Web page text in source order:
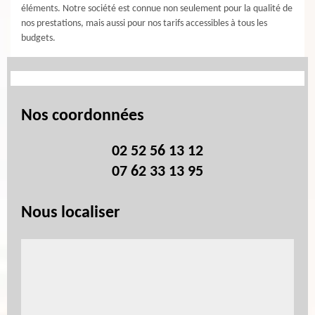
éléments. Notre société est connue non seulement pour la qualité de
nos prestations, mais aussi pour nos tarifs accessibles à tous les
budgets.
Nos coordonnées
02 52 56 13 12
07 62 33 13 95
Nous localiser